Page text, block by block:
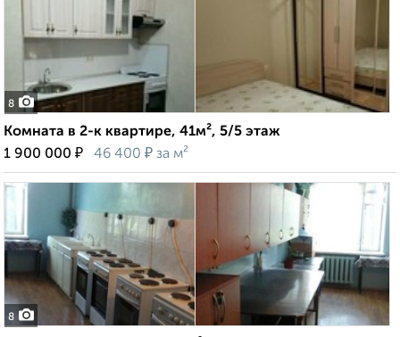
8
Комната в 2-к квартире, 41м², 5/5 этаж
1 900 000 ₽ 46 400 ₽ за м²
8